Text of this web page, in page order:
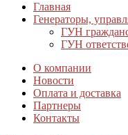
Главная
Генераторы,
ГУН
ГУН
О компании
Новости
Оплата и доставка
Партнеры
Контакты